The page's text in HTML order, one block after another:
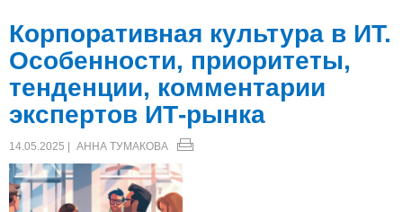
Корпоративная культура в ИТ.
Особенности, приоритеты,
тенденции, комментарии
экспертов ИТ-рынка
14.05.2025 | АННА ТУМАКОВА